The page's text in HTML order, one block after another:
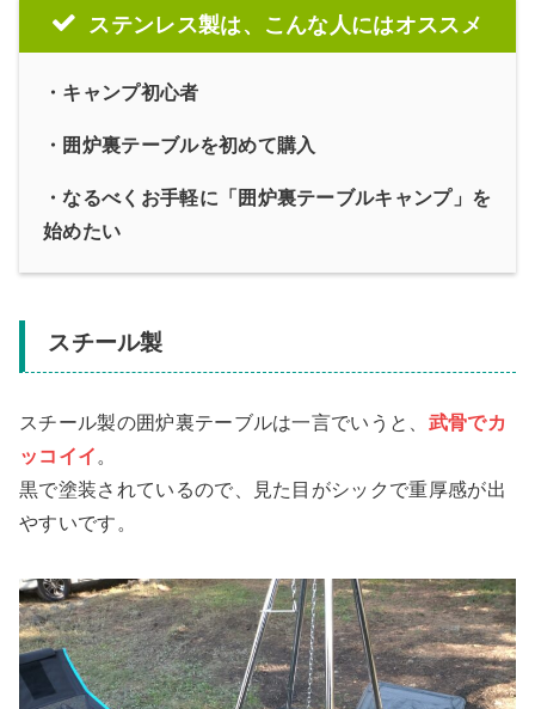
ステンレス製は、こんな人にはオススメ
・キャンプ初心者
・囲炉裏テーブルを初めて購入
・なるべくお手軽に「囲炉裏テーブルキャンプ」を
始めたい
スチール製
スチール製の囲炉裏テーブルは一言でいうと、 武骨でカ
ッコイイ 。
黒で塗装されているので、見た目がシックで重厚感が出
やすいです。